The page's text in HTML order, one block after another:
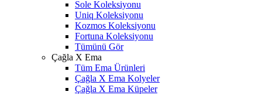
Sole Koleksiyonu
Uniq Koleksiyonu
Kozmos Koleksiyonu
Fortuna Koleksiyonu
Tümünü Gör
Çağla X Ema
Tüm Ema Ürünleri
Çağla X Ema Kolyeler
Çağla X Ema Küpeler